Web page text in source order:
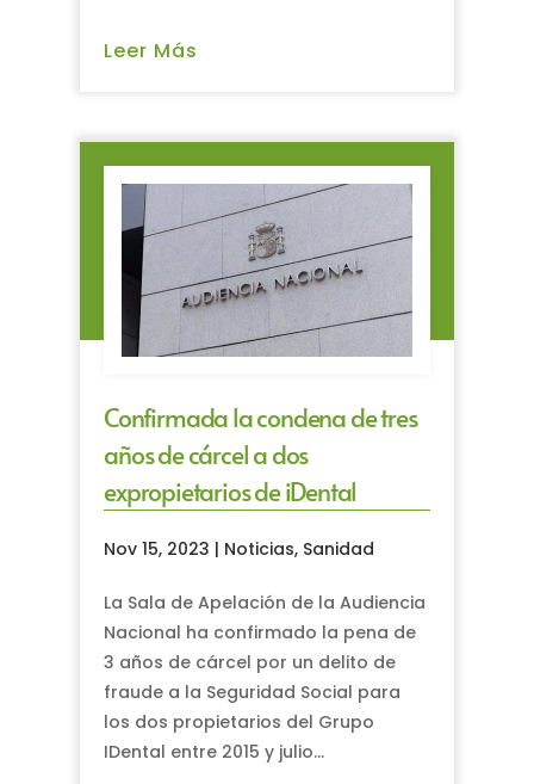
Leer Más
Confirmada la condena de tres
años de cárcel a dos
expropietarios de iDental
Nov 15, 2023 | Noticias, Sanidad
La Sala de Apelación de la Audiencia
Nacional ha confirmado la pena de
3 años de cárcel por un delito de
fraude a la Seguridad Social para
los dos propietarios del Grupo
IDental entre 2015 y julio...